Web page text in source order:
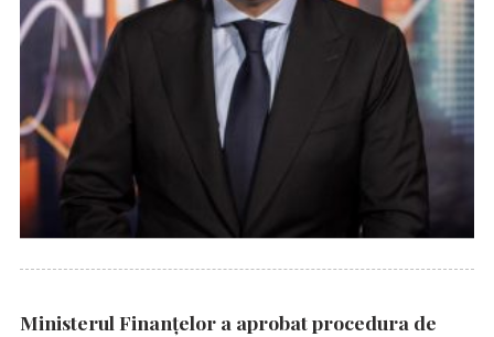
Ministerul Finanțelor a aprobat procedura de